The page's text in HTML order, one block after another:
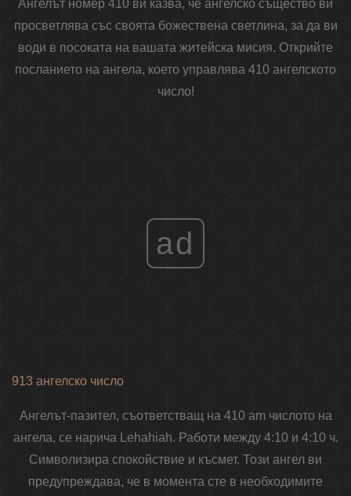
Ангелът номер 410 ви казва, че ангелско същество ви
просветлява със своята божествена светлина, за да ви
води в посоката на вашата житейска мисия. Открийте
посланието на ангела, което управлява 410 ангелското
число!
ad
913 ангелско число
Ангелът-пазител, съответстващ на 410 am числото на
ангела, се нарича Lehahiah. Работи между 4:10 и 4:10 ч.
Символизира спокойствие и късмет. Този ангел ви
предупреждава, че в момента сте в необходимите